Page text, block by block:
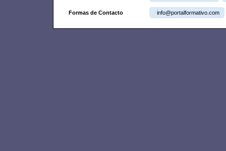
Formas de Contacto info@portalformativo.com